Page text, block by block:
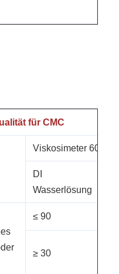
für CMC
Viskosimeter 600r/
DI
Wasserlösung
≤ 90
≥ 30